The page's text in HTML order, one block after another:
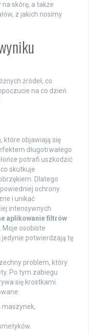
skórę, a także
z jakich nosimy
źródeł, co
na co dzień.
które objawiają się
długotrwałego
potrafi uszkodzić
skutkuje
Dlatego
ochrony.
i unikać
intensywnych
aplikowanie filtrów
Moje osobiste
potwierdzają tę
problem, który
Po tym zabiegu
się krostkami.